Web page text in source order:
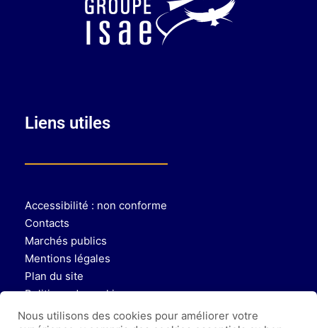
Liens utiles
Accessibilité : non conforme
Contacts
Marchés publics
Mentions légales
Plan du site
Politique de cookies
Politique de protection des données
Nous utilisons des cookies pour améliorer votre